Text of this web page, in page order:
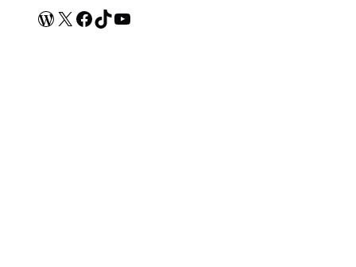
WordPress
X Facebook
TikTokYouTube